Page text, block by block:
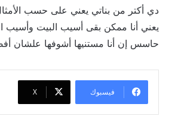
دي أكتر من بناتي يعني على حسب
يعني أنا ممكن بقى أسيب البيت وأسيب
حاسس إن أنا مستنيها أشوفها علشان
فيسبوك ‫X